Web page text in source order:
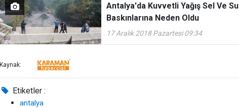
Antalya'da Kuvvetli Yağış Sel Ve Su
Baskınlarına Neden Oldu
17 Aralık 2018 Pazartesi 09:34
Kaynak:
Etiketler :
antalya